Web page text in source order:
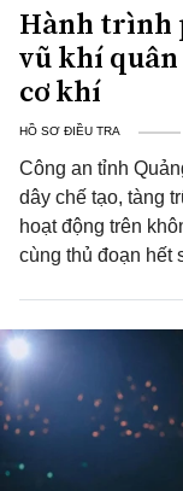
Hành trình
vũ khí
cơ khí
HỒ SƠ ĐIỀU TRA
Công an tỉnh
dây chế tạo, tàng
hoạt động trên
cùng thủ đoạn hết